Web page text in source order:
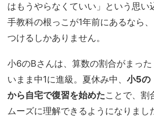
はもうやらなくていい」という思い
手教科の根っこが1年前にあるなら
つけるしかありません。
小6のBさんは、算数の割合がまっ
いまま中1に進級。夏休み中、 小5の
から自宅で復習を始めたことで、割
ムーズに理解できるようになりまし